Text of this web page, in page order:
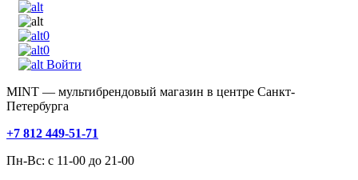
0
0
Войти
MINT — мультибрендовый магазин в центре Санкт-
Петербурга
+7 812 449-51-71
Пн-Вс: с 11-00 до 21-00